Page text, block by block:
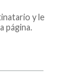
y le
página.